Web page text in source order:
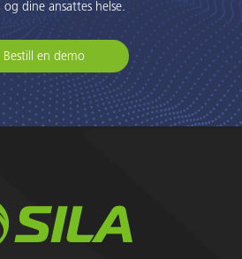
dine ansattes helse.
Bestill en demo